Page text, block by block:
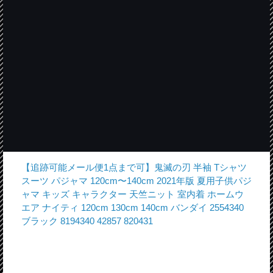
【追跡可能メール便1点まで可】鬼滅の刃 半袖 Tシャツ
スーツ パジャマ 120cm〜140cm 2021年版 夏用子供パジ
ャマ キッズ キャラクター 天竺ニット 室内着 ホームウ
エア ナイティ 120cm 130cm 140cm バンダイ 2554340
ブラック 8194340 42857 820431